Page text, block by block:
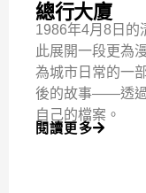
總行大廈
1986年4月8日的
此展開一段更為
為城市日常的一
後的故事——透過
自己的檔案。
閱讀更多